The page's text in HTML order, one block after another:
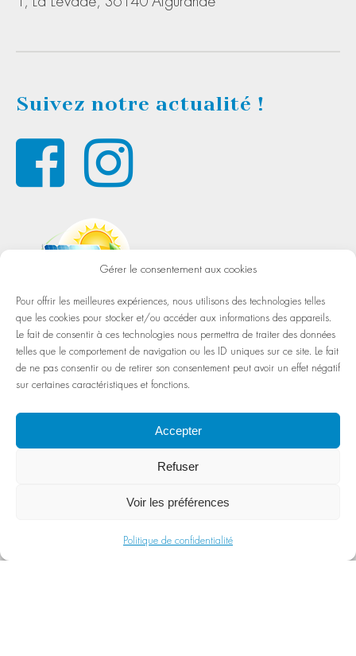
Gérer le consentement aux cookies
Pour offrir les meilleures expériences, nous utilisons des technologies telles
que les cookies pour stocker et/ou accéder aux informations des appareils.
Le fait de consentir à ces technologies nous permettra de traiter des données
telles que le comportement de navigation ou les ID uniques sur ce site. Le fait
de ne pas consentir ou de retirer son consentement peut avoir un effet négatif
sur certaines caractéristiques et fonctions.
Accepter
Refuser
Voir les préférences
Politique de confidentialité
Suivez notre actualité !
La ferme est totalement auto-
suffisante en énergie verte.
Nous travaillons ensemble avec un
atelier pour des gens handicapés.